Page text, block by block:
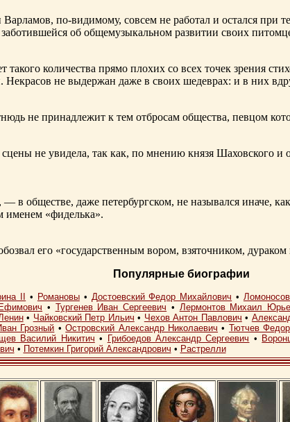
Варламов, по-видимому, совсем не работал и остался при
об общемузыкальном развитии своих
количества прямо плохих со всех точек зрения
Некрасов не выдержан даже в своих шедеврах: и в них
не принадлежит к тем отбросам общества, певцом
не увидела, так как, по мнению князя Шаховского и
в обществе, даже петербургском, не назывался иначе,
именем «фиделька».
его «государственным вором, взяточником,
Популярные биографии
II • Романовы• Достоевский Федор Михайлович •
• Тургенев Иван Сергеевич • Лермонтов Михаил
• Чайковский Петр Ильич • Чехов Антон Павлович •
Грозный •Островский Александр Николаевич • Тютчев
Василий Никитич • Грибоедов Александр Сергеевич •
• Потемкин Григорий Александрович • Растрелли